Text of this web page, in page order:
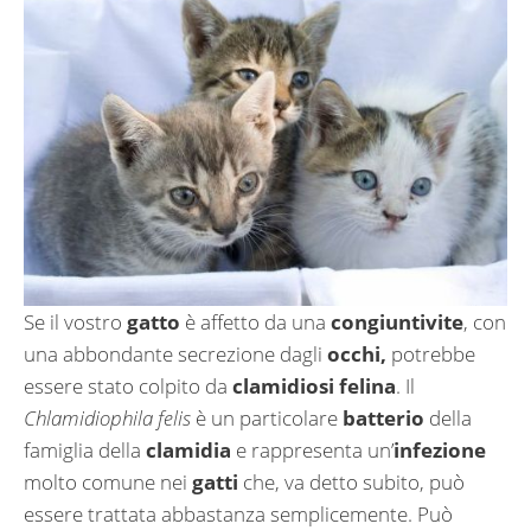
Se il vostro gatto è affetto da una congiuntivite, con
una abbondante secrezione dagli occhi, potrebbe
essere stato colpito da clamidiosi felina. Il
Chlamidiophila felis è un particolare batterio della
famiglia della clamidia e rappresenta un’infezione
molto comune nei gatti che, va detto subito, può
essere trattata abbastanza semplicemente. Può